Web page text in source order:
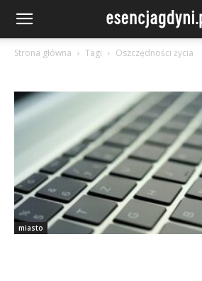
Strona główna Tagi Oszczędności życia
miasto